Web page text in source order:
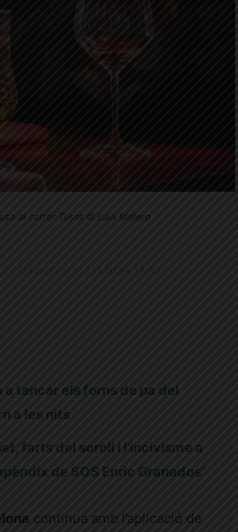
al carrer Tuset © Laia Melero
a tancar els forns de pa del
a les nits
farts del soroll i l’incivisme a
de SOS Enric Granados”
continua amb l’aplicació de